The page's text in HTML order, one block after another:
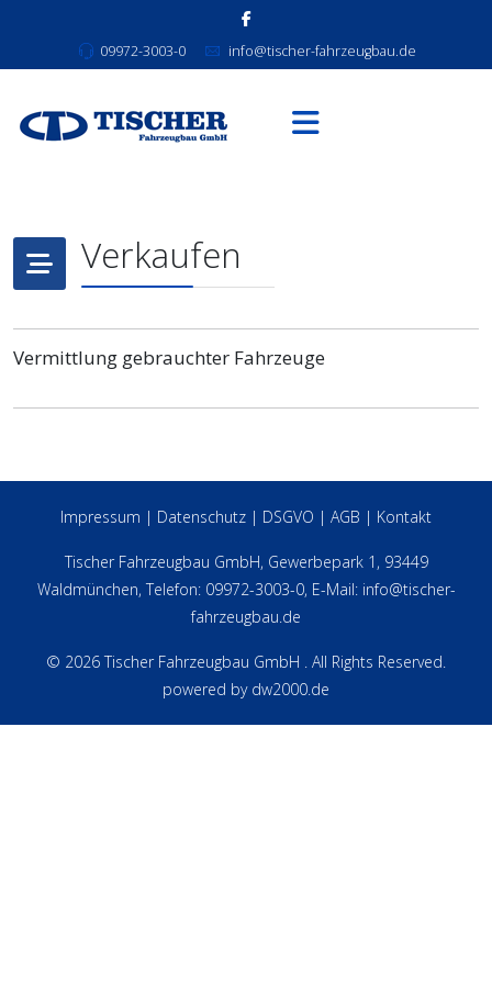
09972-3003-0 info@tischer-fahrzeugbau.de
Verkaufen
Vermittlung gebrauchter Fahrzeuge
Impressum | Datenschutz | DSGVO | AGB | Kontakt
Tischer Fahrzeugbau GmbH, Gewerbepark 1, 93449
Waldmünchen, Telefon: 09972-3003-0, E-Mail: info@tischer-
fahrzeugbau.de
© 2026 Tischer Fahrzeugbau GmbH . All Rights Reserved.
powered by dw2000.de